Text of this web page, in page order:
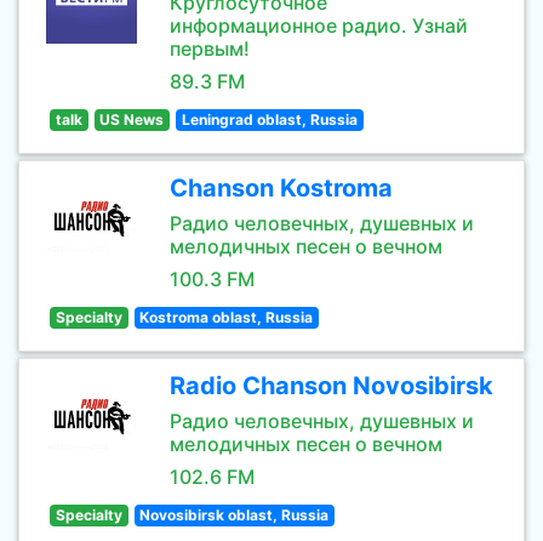
информационное радио. Узнай
первым!
89.3 FM
talk US News Leningrad oblast, Russia
Chanson Kostroma
Радио человечных, душевных и
мелодичных песен о вечном
100.3 FM
Specialty Kostroma oblast, Russia
Radio Chanson Novosibirsk
Радио человечных, душевных и
мелодичных песен о вечном
102.6 FM
Specialty Novosibirsk oblast, Russia